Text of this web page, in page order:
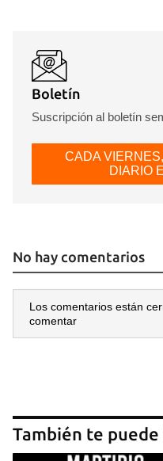
Boletín
Suscripción al boletín
CADA
DIARIO
No hay comentarios
Los comentarios están
comentar
También te